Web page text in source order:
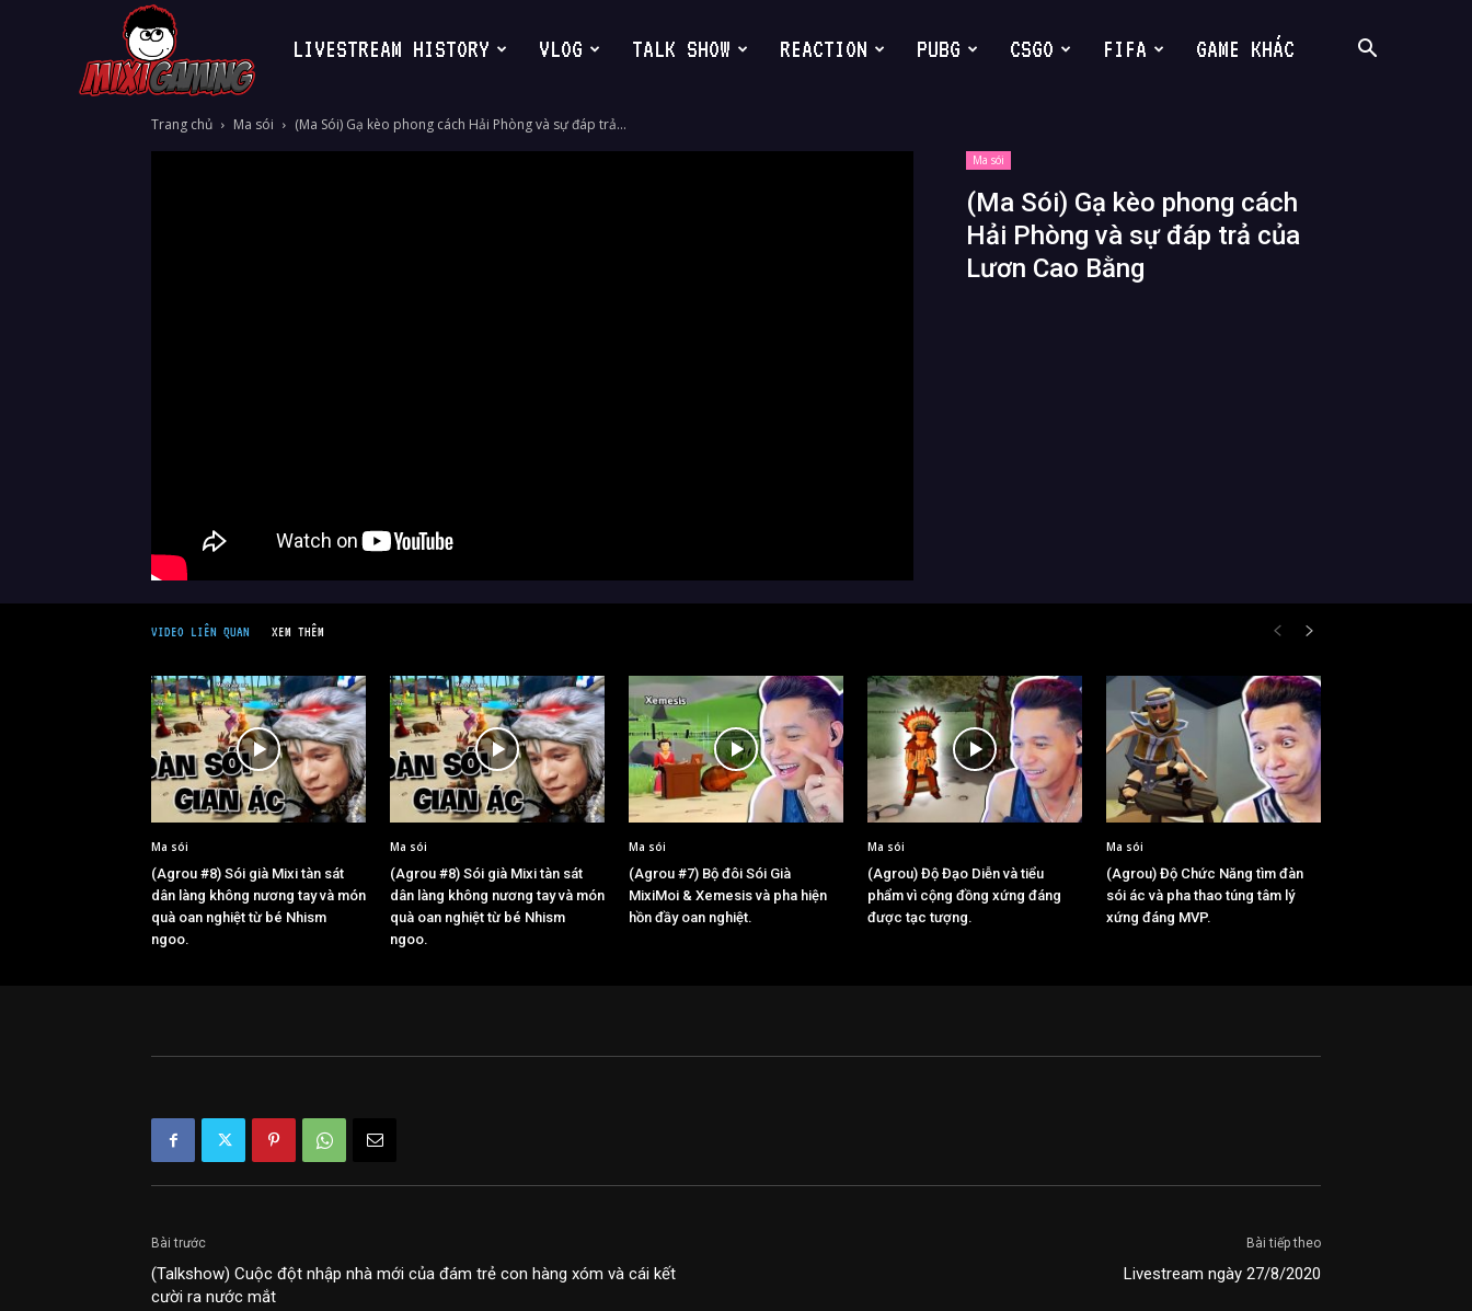
MixiGaming
LIVESTREAM HISTORY VLOG TALK SHOW REACTION PUBG CSGO FIFA GAME KHÁC
Trang chủ Ma sói (Ma Sói) Gạ kèo phong cách Hải Phòng và sự đáp trả...
Ma sói
(Ma Sói) Gạ kèo phong cách
Hải Phòng và sự đáp trả của
Lươn Cao Bằng
VIDEO LIÊN QUAN XEM THÊM
Ma sói
(Agrou #8) Sói già Mixi tàn sát
dân làng không nương tay và món
quà oan nghiệt từ bé Nhism
ngoo.
Ma sói
(Agrou #8) Sói già Mixi tàn sát
dân làng không nương tay và món
quà oan nghiệt từ bé Nhism
ngoo.
Ma sói
(Agrou #7) Bộ đôi Sói Già
MixiMoi & Xemesis và pha hiện
hồn đầy oan nghiệt.
Ma sói
(Agrou) Độ Đạo Diễn và tiểu
phẩm vì cộng đồng xứng đáng
được tạc tượng.
Ma sói
(Agrou) Độ Chức Năng tìm đàn
sói ác và pha thao túng tâm lý
xứng đáng MVP.
Bài trước
(Talkshow) Cuộc đột nhập nhà mới của đám trẻ con hàng xóm và cái kết
cười ra nước mắt
Bài tiếp theo
Livestream ngày 27/8/2020